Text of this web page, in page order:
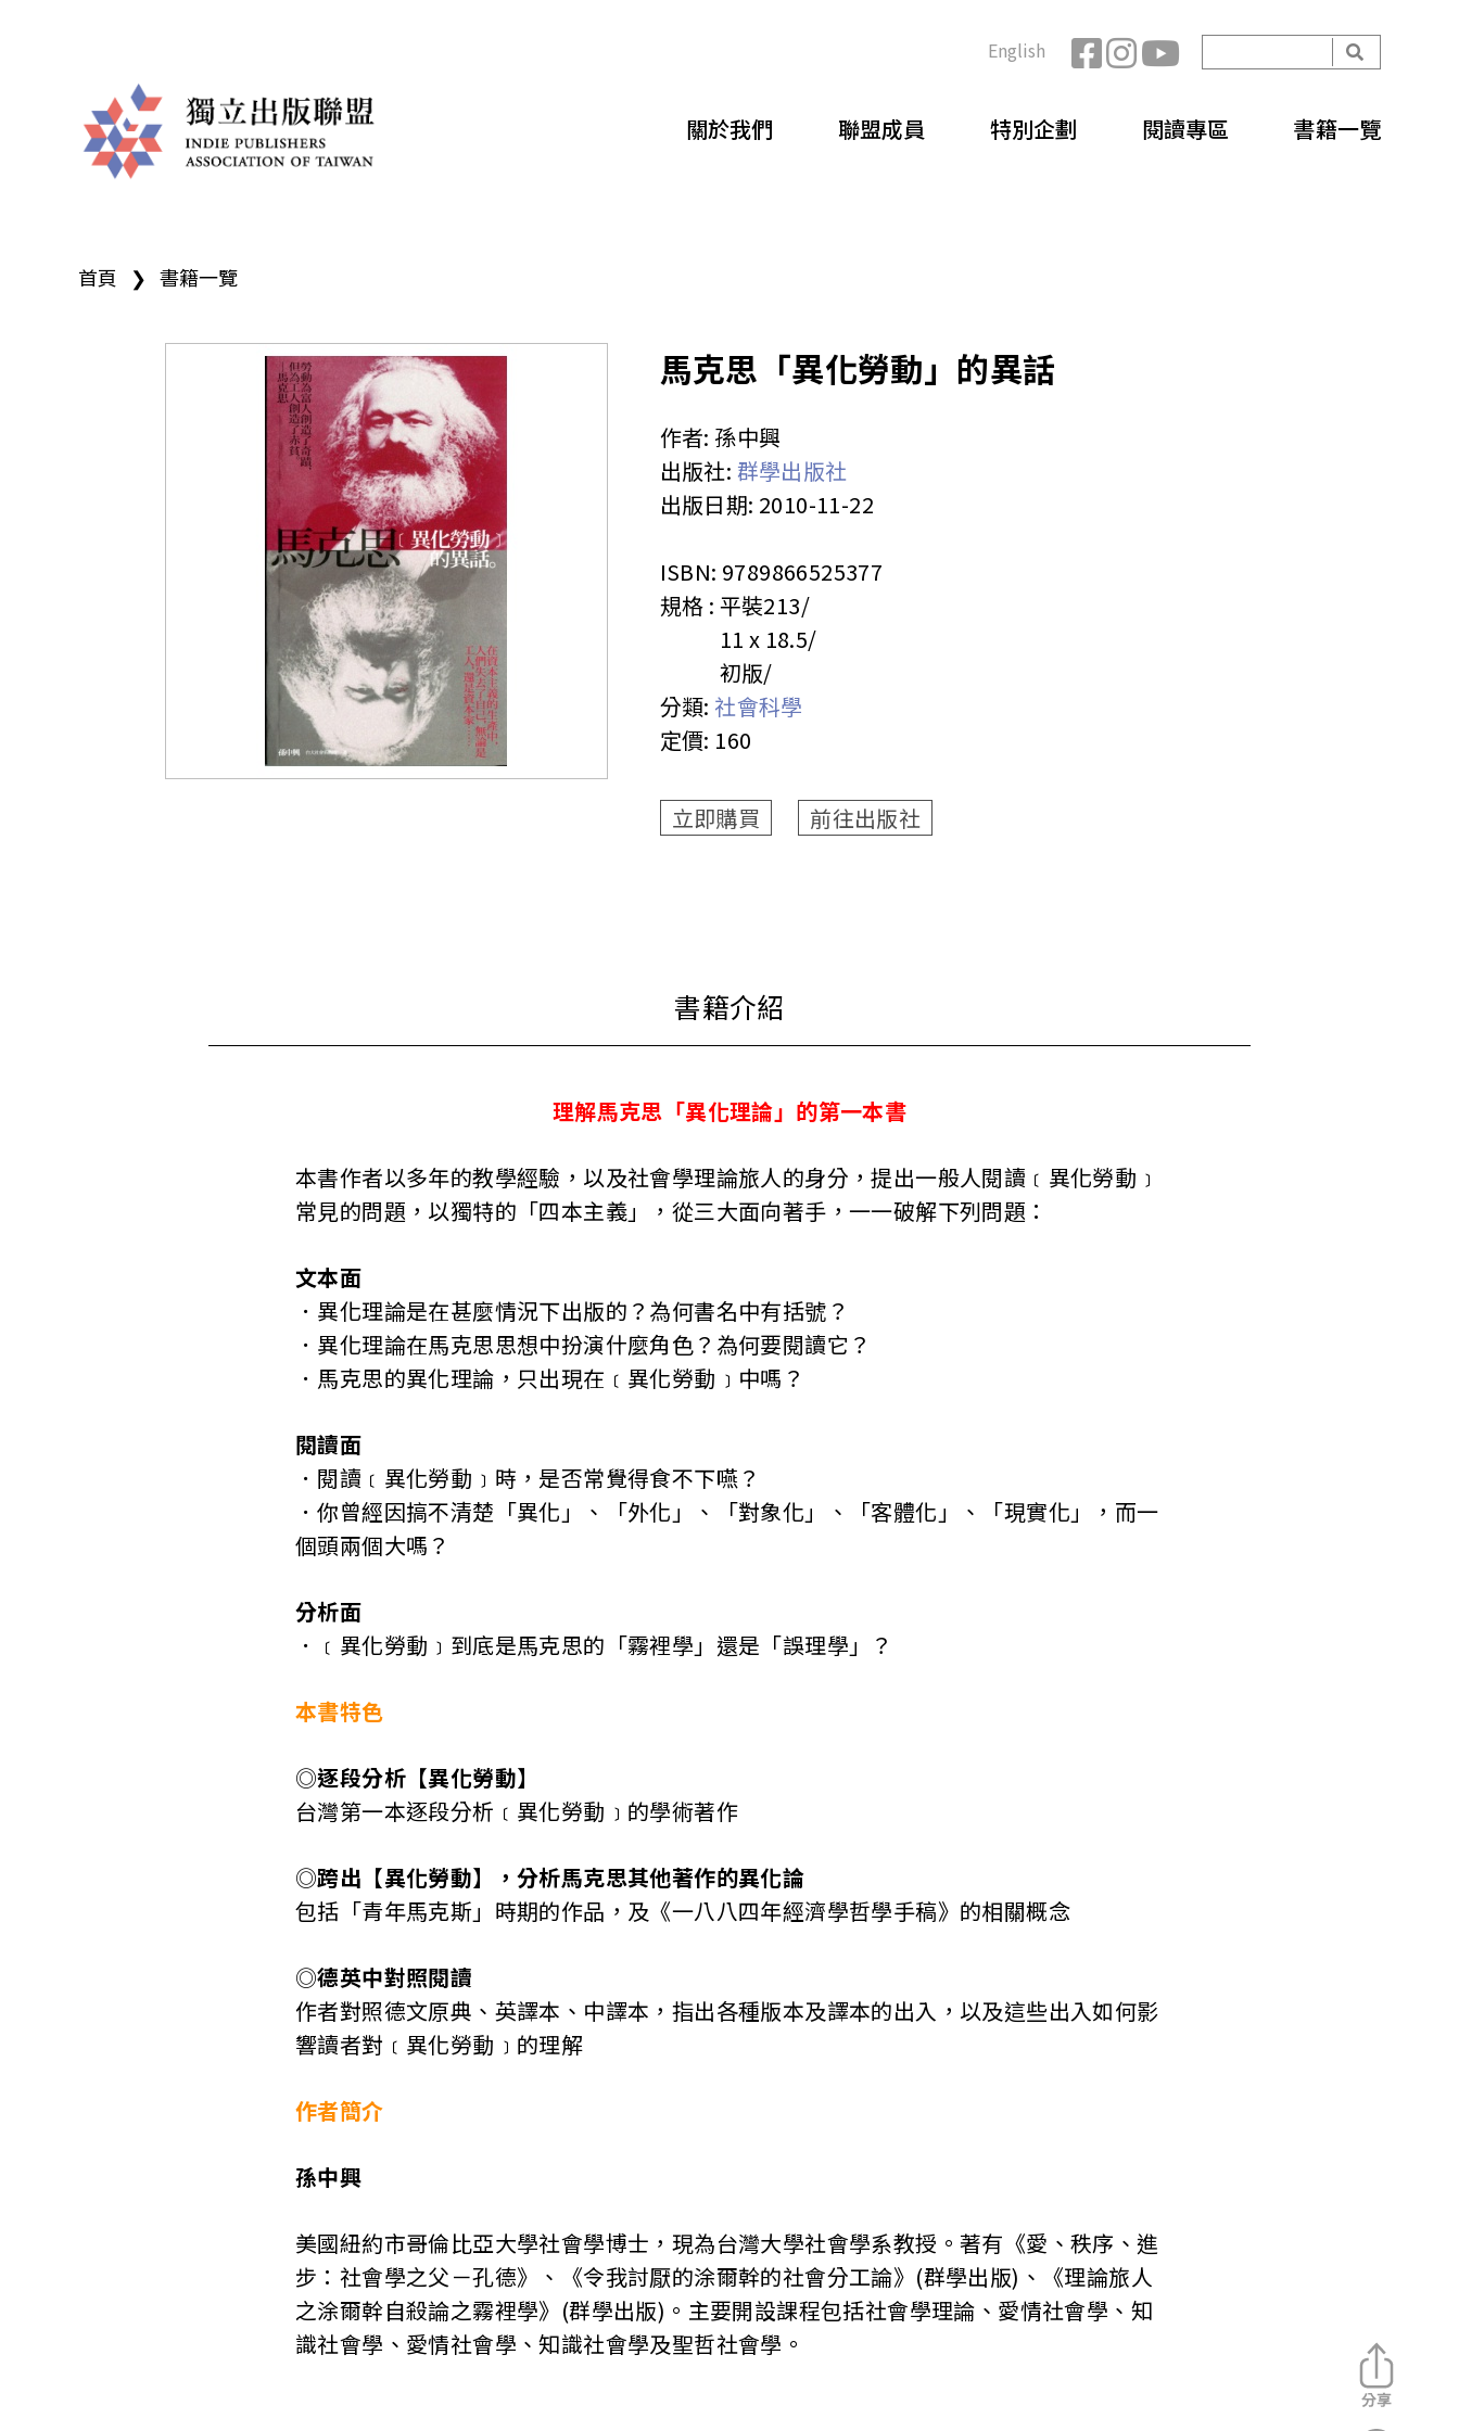
尋
始
尋
English
立
關於我們 聯盟成員 特別企劃 閱讀專區 書籍一覽
在
首頁 ❯ 書籍一覽
馬克思「異化勞動」的異話
作者: 孫中興
出版社: 群學出版社
出版日期: 2010-11-22
ISBN: 9789866525377
規格 : 平裝213
11 x 18.5
初版
分類: 社會科學
定價: 160
立即購買 前往出版社
理解馬克思「異化理論」的第一本書
本書作者以多年的教學經驗，以及社會學理論旅人的身分，提出一般人閱讀﹝異化勞動﹞
常見的問題，以獨特的「四本主義」，從三大面向著手，一一破解下列問題：
文本面
．異化理論是在甚麼情況下出版的？為何書名中有括號？
．異化理論在馬克思思想中扮演什麼角色？為何要閱讀它？
．馬克思的異化理論，只出現在﹝異化勞動﹞中嗎？
閱讀面
．閱讀﹝異化勞動﹞時，是否常覺得食不下嚥？
．你曾經因搞不清楚「異化」、「外化」、「對象化」、「客體化」、「現實化」，而一
個頭兩個大嗎？
分析面
．﹝異化勞動﹞到底是馬克思的「霧裡學」還是「誤理學」？
本書特色
◎逐段分析【異化勞動】
台灣第一本逐段分析﹝異化勞動﹞的學術著作
◎跨出【異化勞動】，分析馬克思其他著作的異化論
包括「青年馬克斯」時期的作品，及《一八八四年經濟學哲學手稿》的相關概念
◎德英中對照閱讀
作者對照德文原典、英譯本、中譯本，指出各種版本及譯本的出入，以及這些出入如何影
響讀者對﹝異化勞動﹞的理解
作者簡介
孫中興
美國紐約市哥倫比亞大學社會學博士，現為台灣大學社會學系教授。著有《愛、秩序、進
步：社會學之父－孔德》、《令我討厭的涂爾幹的社會分工論》(群學出版)、《理論旅人
之涂爾幹自殺論之霧裡學》(群學出版)。主要開設課程包括社會學理論、愛情社會學、知
識社會學、愛情社會學、知識社會學及聖哲社會學。